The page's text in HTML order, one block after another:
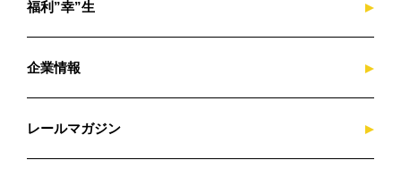
福利”幸”生
企業情報
レールマガジン